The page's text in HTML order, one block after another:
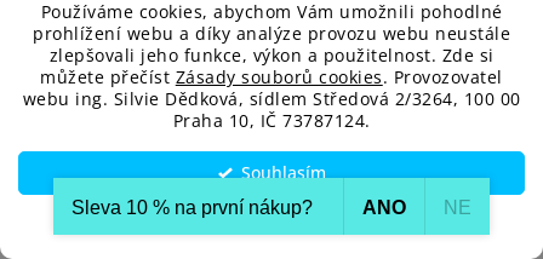
Používáme cookies, abychom Vám umožnili pohodlné
prohlížení webu a díky analýze provozu webu neustále
zlepšovali jeho funkce, výkon a použitelnost. Zde si
můžete přečíst Zásady souborů cookies. Provozovatel
webu ing. Silvie Dědková, sídlem Středová 2/3264, 100 00
Praha 10, IČ 73787124.
Souhlasím
Nastavení
Sleva 10 % na první nákup?​ ANO NE